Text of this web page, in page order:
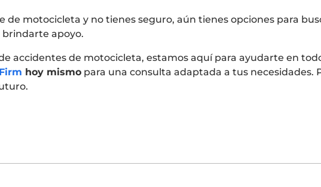
de motocicleta y no tienes seguro, aún tienes opciones para
brindarte apoyo.
accidentes de motocicleta, estamos aquí para ayudarte en
hoy mismo para una consulta adaptada a tus necesidades.